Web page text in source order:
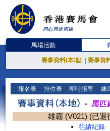
馬場活動
賽事資料(本地) 賽事資
報名表 排位表 即時賠率 練
雄霸 (V021) (已退
往績紀錄